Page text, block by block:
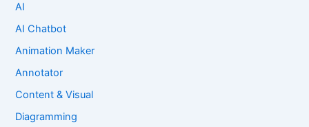
AI
AI Chatbot
Animation Maker
Annotator
Content & Visual
Diagramming